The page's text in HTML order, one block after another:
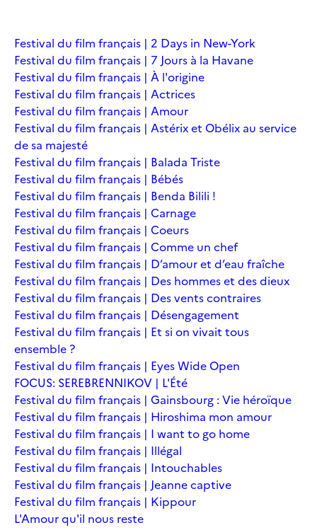
Festival du film français | 2 Days in New-York
Festival du film français | 7 Jours à la Havane
Festival du film français | À l'origine
Festival du film français | Actrices
Festival du film français | Amour
Festival du film français | Astérix et Obélix au service
de sa majesté
Festival du film français | Balada Triste
Festival du film français | Bébés
Festival du film français | Benda Bilili !
Festival du film français | Carnage
Festival du film français | Coeurs
Festival du film français | Comme un chef
Festival du film français | D’amour et d’eau fraîche
Festival du film français | Des hommes et des dieux
Festival du film français | Des vents contraires
Festival du film français | Désengagement
Festival du film français | Et si on vivait tous
ensemble ?
Festival du film français | Eyes Wide Open
FOCUS: SEREBRENNIKOV | L'Été
Festival du film français | Gainsbourg : Vie héroïque
Festival du film français | Hiroshima mon amour
Festival du film français | I want to go home
Festival du film français | Illégal
Festival du film français | Intouchables
Festival du film français | Jeanne captive
Festival du film français | Kippour
L'Amour qu'il nous reste